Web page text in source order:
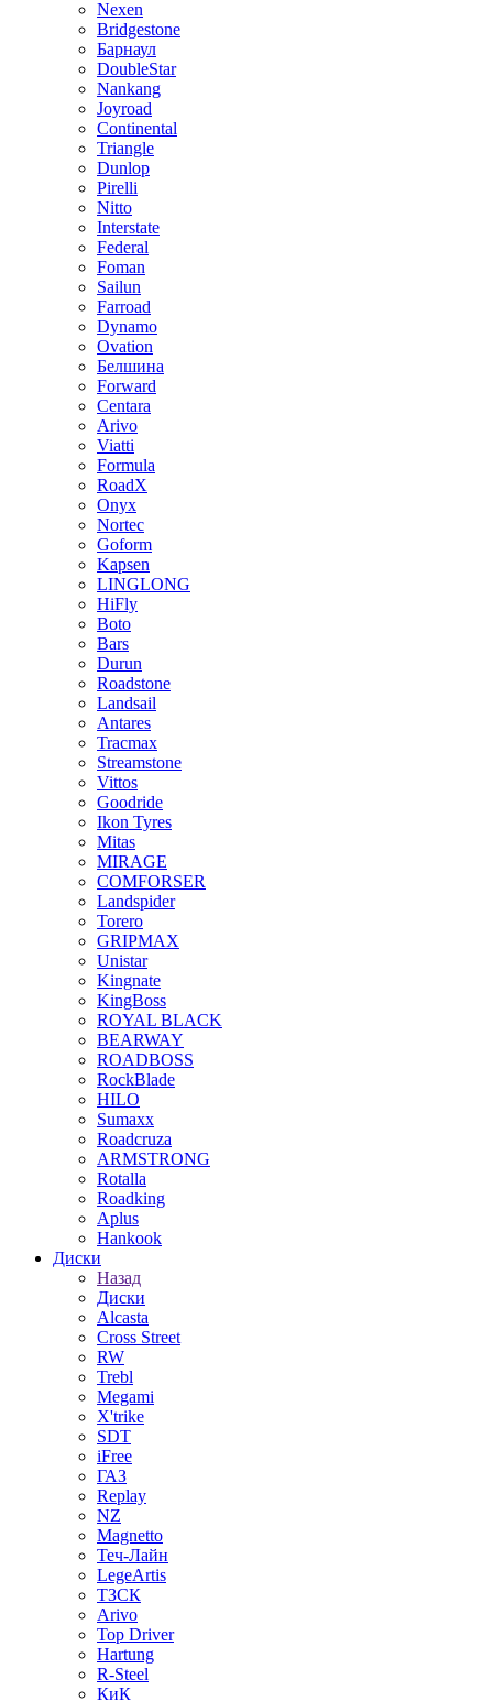
Nexen
Bridgestone
Барнаул
DoubleStar
Nankang
Joyroad
Continental
Triangle
Dunlop
Pirelli
Nitto
Interstate
Federal
Foman
Sailun
Farroad
Dynamo
Ovation
Белшина
Forward
Centara
Arivo
Viatti
Formula
RoadX
Onyx
Nortec
Goform
Kapsen
LINGLONG
HiFly
Boto
Bars
Durun
Roadstone
Landsail
Antares
Tracmax
Streamstone
Vittos
Goodride
Ikon Tyres
Mitas
MIRAGE
COMFORSER
Landspider
Torero
GRIPMAX
Unistar
Kingnate
KingBoss
ROYAL BLACK
BEARWAY
ROADBOSS
RockBlade
HILO
Sumaxx
Roadcruza
ARMSTRONG
Rotalla
Roadking
Aplus
Hankook
Диски
Назад
Диски
Alcasta
Cross Street
RW
Trebl
Megami
X'trike
SDT
iFree
ГАЗ
Replay
NZ
Magnetto
Теч-Лайн
LegeArtis
ТЗСК
Arivo
Top Driver
Hartung
R-Steel
КиК